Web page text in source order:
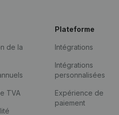
de la
TVA
Plateforme
Intégrations
Intégrations
personnalisées
Expérience de
paiement